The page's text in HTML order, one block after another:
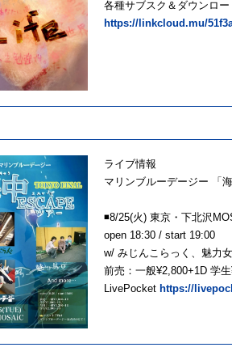
各種サブスク＆ダウンロー
https://linkcloud.mu/
ライブ情報
マリンブルーデージー 「
◾️8/25(火) 東京・下北沢
open 18:30 / start 19:00
w/ みじんこらっく、魅力
前売：一般¥2,800+1D 学
LivePocket https://